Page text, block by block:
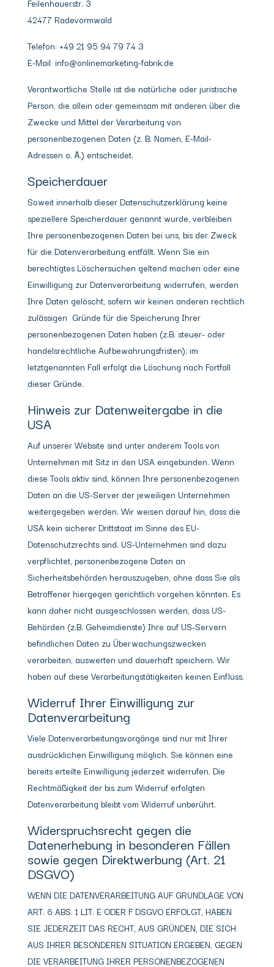
Feilenhauerstr. 3
42477 Radevormwald
Telefon: +49 21 95 94 79 74 3
E-Mail: info@onlinemarketing-fabrik.de
Verantwortliche Stelle ist die natürliche oder juristische
Person, die allein oder gemeinsam mit anderen über die
Zwecke und Mittel der Verarbeitung von
personenbezogenen Daten (z. B. Namen, E-Mail-
Adressen o. Ä.) entscheidet.
Speicherdauer
Soweit innerhalb dieser Datenschutzerklärung keine
speziellere Speicherdauer genannt wurde, verbleiben
Ihre personenbezogenen Daten bei uns, bis der Zweck
für die Datenverarbeitung entfällt. Wenn Sie ein
berechtigtes Löschersuchen geltend machen oder eine
Einwilligung zur Datenverarbeitung widerrufen, werden
Ihre Daten gelöscht, sofern wir keinen anderen rechtlich
zulässigen Gründe für die Speicherung Ihrer
personenbezogenen Daten haben (z.B. steuer- oder
handelsrechtliche Aufbewahrungsfristen); im
letztgenannten Fall erfolgt die Löschung nach Fortfall
dieser Gründe.
Hinweis zur Datenweitergabe in die
USA
Auf unserer Website sind unter anderem Tools von
Unternehmen mit Sitz in den USA eingebunden. Wenn
diese Tools aktiv sind, können Ihre personenbezogenen
Daten an die US-Server der jeweiligen Unternehmen
weitergegeben werden. Wir weisen darauf hin, dass die
USA kein sicherer Drittstaat im Sinne des EU-
Datenschutzrechts sind. US-Unternehmen sind dazu
verpflichtet, personenbezogene Daten an
Sicherheitsbehörden herauszugeben, ohne dass Sie als
Betroffener hiergegen gerichtlich vorgehen könnten. Es
kann daher nicht ausgeschlossen werden, dass US-
Behörden (z.B. Geheimdienste) Ihre auf US-Servern
befindlichen Daten zu Überwachungszwecken
verarbeiten, auswerten und dauerhaft speichern. Wir
haben auf diese Verarbeitungstätigkeiten keinen Einfluss.
Widerruf Ihrer Einwilligung zur
Datenverarbeitung
Viele Datenverarbeitungsvorgänge sind nur mit Ihrer
ausdrücklichen Einwilligung möglich. Sie können eine
bereits erteilte Einwilligung jederzeit widerrufen. Die
Rechtmäßigkeit der bis zum Widerruf erfolgten
Datenverarbeitung bleibt vom Widerruf unberührt.
Widerspruchsrecht gegen die
Datenerhebung in besonderen Fällen
sowie gegen Direktwerbung (Art. 21
DSGVO)
WENN DIE DATENVERARBEITUNG AUF GRUNDLAGE VON
ART. 6 ABS. 1 LIT. E ODER F DSGVO ERFOLGT, HABEN
SIE JEDERZEIT DAS RECHT, AUS GRÜNDEN, DIE SICH
AUS IHRER BESONDEREN SITUATION ERGEBEN, GEGEN
DIE VERARBEITUNG IHRER PERSONENBEZOGENEN